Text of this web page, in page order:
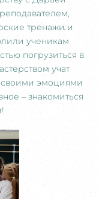
тренажи и
ученикам
погрузиться в
учат
своими эмоциями
– знакомиться